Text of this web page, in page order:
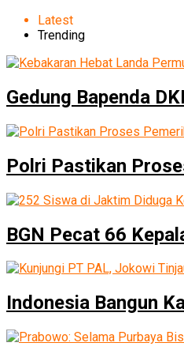
Latest
Trending
Gedung Bapenda
Polri Pastikan
BGN Pecat 66
Indonesia Bangun